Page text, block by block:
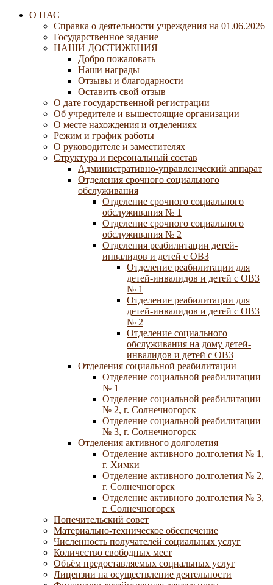
О НАС
Справка о деятельности учреждения на 01.06.2026
Государственное задание
НАШИ ДОСТИЖЕНИЯ
Добро пожаловать
Наши награды
Отзывы и благодарности
Оставить свой отзыв
О дате государственной регистрации
Об учредителе и вышестоящие организации
О месте нахождения и отделениях
Режим и график работы
О руководителе и заместителях
Структура и персональный состав
Административно-управленческий аппарат
Отделения срочного социального
обслуживания
Отделение срочного социального
обслуживания № 1
Отделение срочного социального
обслуживания № 2
Отделения реабилитации детей-
инвалидов и детей с ОВЗ
Отделение реабилитации для
детей-инвалидов и детей с ОВЗ
№ 1
Отделение реабилитации для
детей-инвалидов и детей с ОВЗ
№ 2
Отделение социального
обслуживания на дому детей-
инвалидов и детей с ОВЗ
Отделения социальной реабилитации
Отделение социальной реабилитации
№ 1
Отделение социальной реабилитации
№ 2, г. Солнечногорск
Отделение социальной реабилитации
№ 3, г. Солнечногорск
Отделения активного долголетия
Отделение активного долголетия № 1,
г. Химки
Отделение активного долголетия № 2,
г. Солнечногорск
Отделение активного долголетия № 3,
г. Солнечногорск
Попечительский совет
Материально-техническое обеспечение
Численность получателей социальных услуг
Количество свободных мест
Объём предоставляемых социальных услуг
Лицензии на осуществление деятельности